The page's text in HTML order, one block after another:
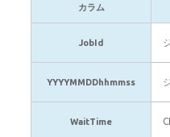
カラム
JobId
YYYYMMDDhhmmss
WaitTime